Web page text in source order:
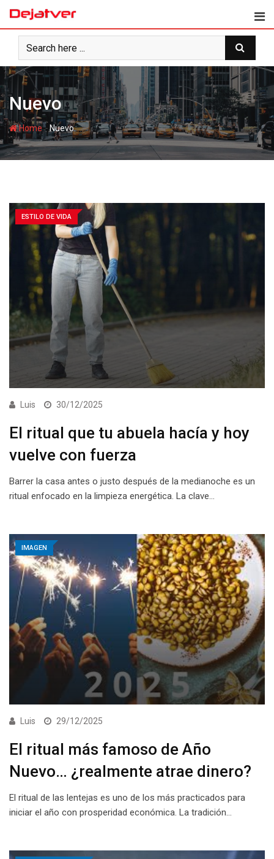
Skip
content
Nuevo
Home-Nuevo
ESTILO DE VIDA
Luis 30/12/2025
El ritual que tu abuela hacía y hoy
vuelve con fuerza
Barrer la casa antes o justo después de la medianoche es un
ritual enfocado en la limpieza energética. La clave…
IMAGEN
Luis 29/12/2025
El ritual más famoso de Año
Nuevo… ¿realmente atrae dinero?
El ritual de las lentejas es uno de los más practicados para
iniciar el año con prosperidad económica. La tradición…